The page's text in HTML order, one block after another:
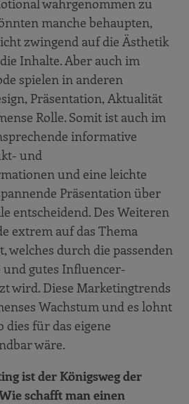
wahrgenommen zu
manche behaupten,
zwingend auf die Ästhetik
Inhalte. Aber auch im
spielen in anderen
Präsentation, Aktualität
Rolle. Somit ist auch im
informative
und
und eine leichte
Präsentation über
entscheidend. Des Weiteren
extrem auf das Thema
welches durch die passenden
und gutes Influencer-
wird. Diese Marketingtrends
Wachstum und es lohnt
dies für das eigene
wäre.
ist der Königsweg der
schafft man einen